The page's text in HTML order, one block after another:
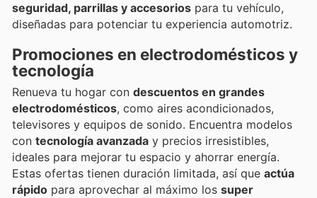
seguridad, parrillas y accesorios para tu vehículo,
diseñadas para potenciar tu experiencia automotriz.
Promociones en electrodomésticos y
tecnología
Renueva tu hogar con descuentos en grandes
electrodomésticos, como aires acondicionados,
televisores y equipos de sonido. Encuentra modelos
con tecnología avanzada y precios irresistibles,
ideales para mejorar tu espacio y ahorrar energía.
Estas ofertas tienen duración limitada, así que actúa
rápido para aprovechar al máximo los super